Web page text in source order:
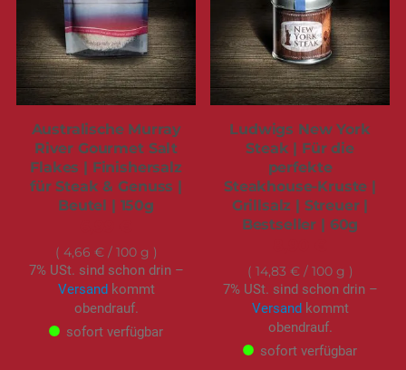
Australische Murray
River Gourmet Salt
Flakes | Finishersalz
für Steak & Genuss |
Beutel | 150g
4,66 €/ 100 g
7% USt. sind schon drin –
Versand kommt
obendrauf.
sofort verfügbar
Ludwigs New York
Steak | Für die
perfekte
Steakhouse-Kruste |
Grillsalz | Streuer |
Bestseller | 60g
14,83 €/ 100 g
7% USt. sind schon drin –
Versand kommt
obendrauf.
sofort verfügbar